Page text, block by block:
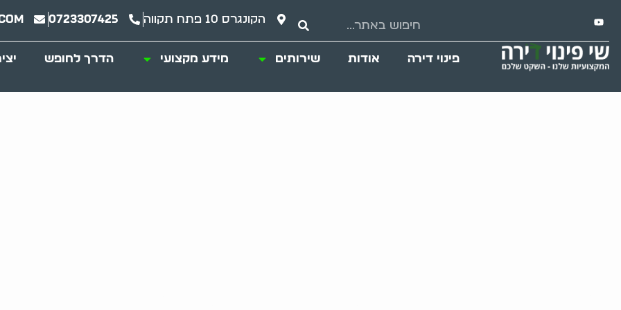
הקונגרס 10 פתח תקווה 0723307425
פינוי דירה אודות שירותים מידע מקצועי הדרך לחופש